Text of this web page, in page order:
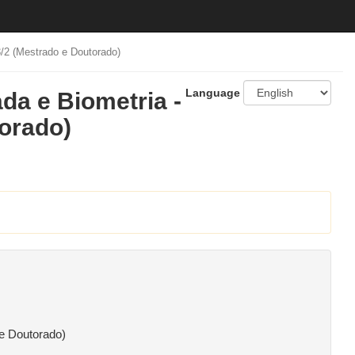
(Mestrado e Doutorado)
Language
e Biometria -
Doutorado)